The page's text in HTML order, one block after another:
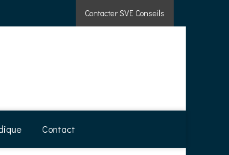
Contacter SVE Conseils
Contact